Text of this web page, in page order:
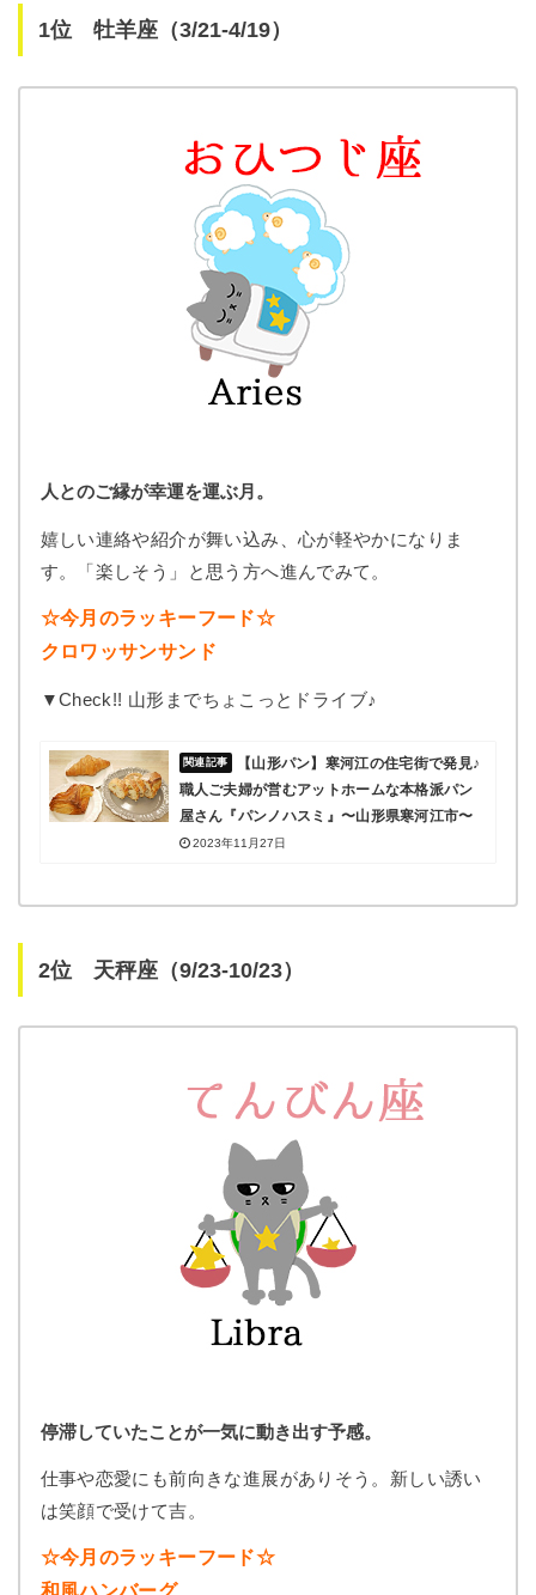
1位 牡羊座（3/21-4/19）
人とのご縁が幸運を運ぶ月。
嬉しい連絡や紹介が舞い込み、心が軽やかになりま
す。「楽しそう」と思う方へ進んでみて。
☆今月のラッキーフード☆
クロワッサンサンド
▼Check!! 山形までちょこっとドライブ♪
【山形パン】寒河江の住宅街で発見♪
職人ご夫婦が営むアットホームな本格派パン
屋さん『パンノハスミ』〜山形県寒河江市〜
2023年11月27日
2位 天秤座（9/23-10/23）
停滞していたことが一気に動き出す予感。
仕事や恋愛にも前向きな進展がありそう。新しい誘い
は笑顔で受けて吉。
☆今月のラッキーフード☆